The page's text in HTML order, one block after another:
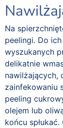
Na
peelingi. Do
wyszukanych
delikatnie
nawilżających,
zainfekowaniu
peeling
olejem lub
końcu